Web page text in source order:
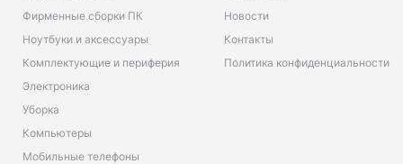
Фирменные сборки ПК
Ноутбуки и аксессуары
Комплектующие и периферия
Электроника
Уборка
Компьютеры
Мобильные телефоны
Новости
Контакты
Политика конфиденциальности